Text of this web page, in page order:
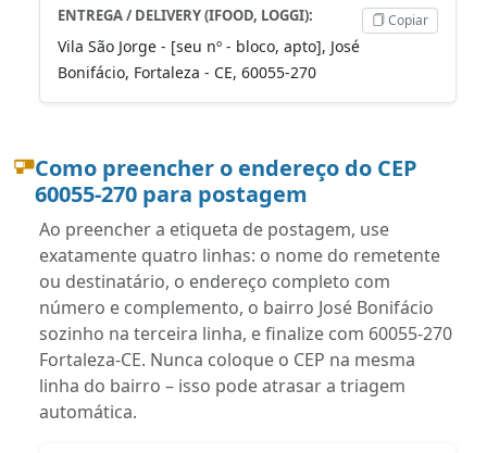
ENTREGA / DELIVERY (IFOOD, LOGGI):
Vila São Jorge - [seu nº - bloco, apto], José
Bonifácio, Fortaleza - CE, 60055-270
Copiar
Como preencher o endereço do CEP
60055-270 para postagem
Ao preencher a etiqueta de postagem, use
exatamente quatro linhas: o nome do remetente
ou destinatário, o endereço completo com
número e complemento, o bairro José Bonifácio
sozinho na terceira linha, e finalize com 60055-270
Fortaleza-CE. Nunca coloque o CEP na mesma
linha do bairro – isso pode atrasar a triagem
automática.